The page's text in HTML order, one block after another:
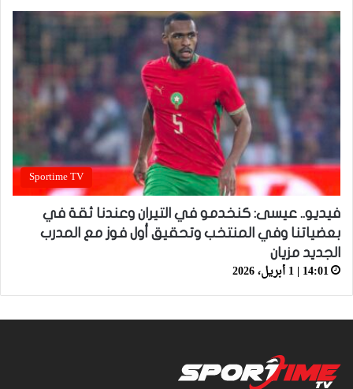
Sportime TV
فيديو.. عيسى: كنخدمو في التيران وعندنا ثقة في
بعضياتنا وفي المنتخب وتحقيق أول فوز مع المدرب
الجديد مزيان
14:01 | 1 أبريل، 2026